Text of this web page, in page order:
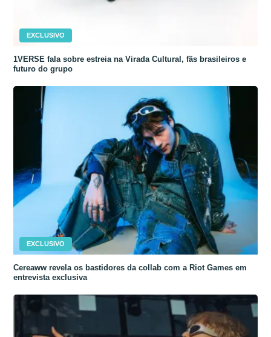
EXCLUSIVO
1VERSE fala sobre estreia na Virada Cultural, fãs brasileiros e
futuro do grupo
EXCLUSIVO
Cereaww revela os bastidores da collab com a Riot Games em
entrevista exclusiva